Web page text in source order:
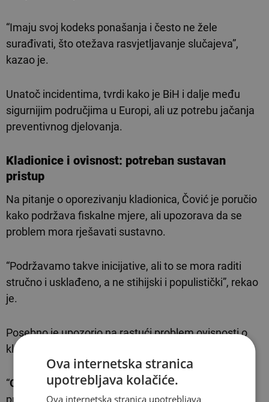
“Imaju svoj kodeks ponašanja i često ne žele
surađivati, što otežava rasvjetljavanje slučajeva”,
kazao je.
Unatoč incidentima, tvrdi kako je BiH i dalje među
sigurnijim područjima u Europi, ali uz potrebu jačanja
preventivnog djelovanja.
Kladionice i ovisnost: potreban sustavan
pristup
Na pitanje o oporezivanju kladionica, Čović je poručio
kako podržava fiskalne mjere, ali upozorava da se
problem mora rješavati sustavno.
“Podržavamo takve inicijative, ali to se mora raditi
stručno i usklađeno, a ne stihijski i populistički”, rekao
je.
Posebno je upozorio na rastući problem ovisnosti o
klađenju.
“Ovisnost o klađenjupostaje jedan od dominantnih
problema u društvu i to moramo ozbiljno adresirati”,
Ova internetska stranica
upotrebljava kolačiće.
Ova internetska stranica upotrebljava